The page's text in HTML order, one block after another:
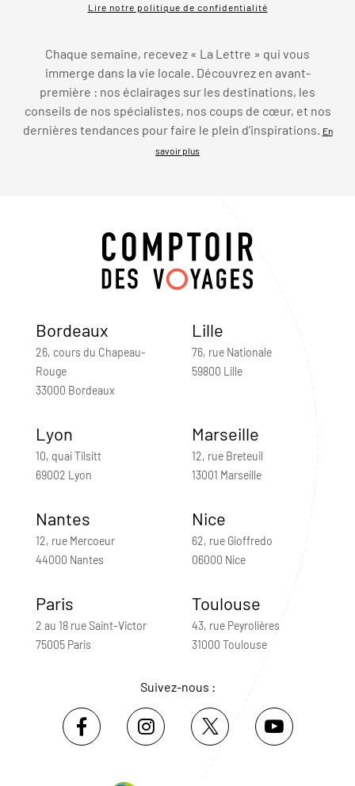
Lire notre politique de confidentialité
Chaque semaine, recevez « La Lettre » qui vous
immerge dans la vie locale. Découvrez en avant-
première : nos éclairages sur les destinations, les
conseils de nos spécialistes, nos coups de cœur, et nos
dernières tendances pour faire le plein d’inspirations. En
savoir plus
Bordeaux
26, cours du Chapeau-
Rouge
33000 Bordeaux
Lille
76, rue Nationale
59800 Lille
Lyon
10, quai Tilsitt
69002 Lyon
Marseille
12, rue Breteuil
13001 Marseille
Nantes
12, rue Mercoeur
44000 Nantes
Nice
62, rue Gioffredo
06000 Nice
Paris
2 au 18 rue Saint-Victor
75005 Paris
Toulouse
43, rue Peyrolières
31000 Toulouse
Suivez-nous :